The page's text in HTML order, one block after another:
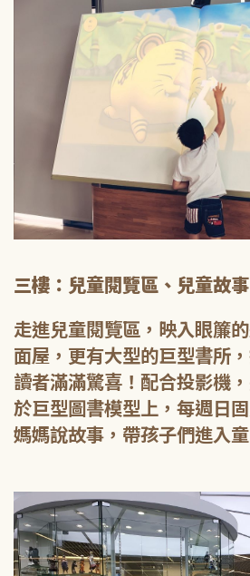
三樓：兒童閱覽區、兒童故
走進兒童閱覽區，映入眼簾
面屋，更有大型的巨型書所
讀者滿滿驚喜！配合投影機
於巨型圖書模型上，每週日
媽媽說故事，帶孩子們進入